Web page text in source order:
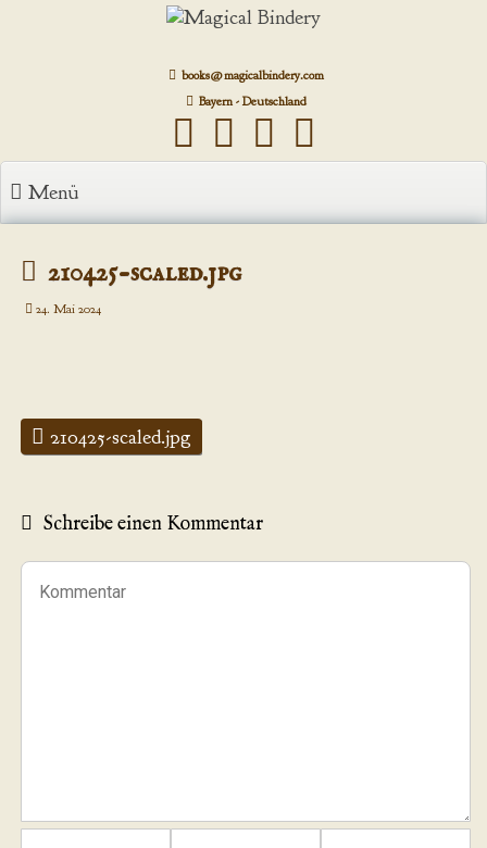
books@magicalbindery.com
Bayern - Deutschland
Menü
210425-scaled.jpg
24. Mai 2024
210425-scaled.jpg
Schreibe einen Kommentar